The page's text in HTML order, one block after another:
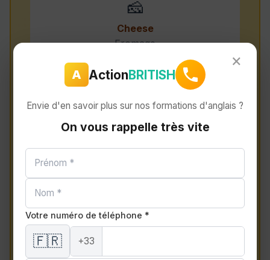
🧀
Cheese
Fromage
Œufs
🍚
Riz
×
A ActionBRITISH
Envie d'en savoir plus sur nos formations d'anglais ?
On vous rappelle très vite
Votre numéro de téléphone *
🇫🇷 +33